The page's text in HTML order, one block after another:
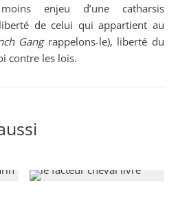
enjeu d’une catharsis
de celui qui appartient au
Gangrappelons-le), liberté du
contre les lois.